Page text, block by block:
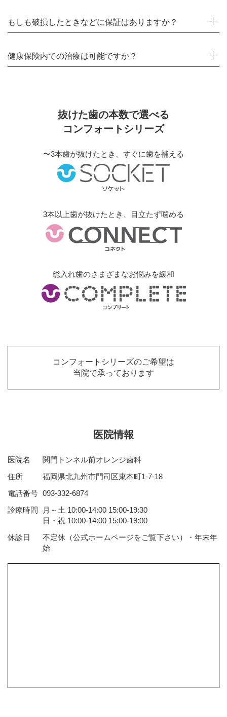
もしも破損したときなどに保証はありますか？
健康保険内での治療は可能ですか？
抜けた歯の本数で選べる
コンフォートシリーズ
〜3本歯が抜けたとき、すぐに歯を補える
3本以上歯が抜けたとき、目立たず噛める
総入れ歯のさまざまなお悩みを緩和
コンフォートシリーズのご希望は
当院で承っております
医院情報
医院名
関門トンネル前オレンジ歯科
住所
福岡県北九州市門司区東本町1-7-18
電話番号 093-332-6874
診療時間
月～土 10:00-14:00 15:00-19:30
日・祝 10:00-14:00 15:00-19:00
休診日
不定休（公式ホームページをご覧下さい）・年末年
始